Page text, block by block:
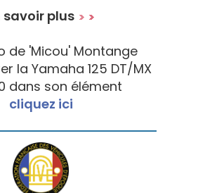
savoir plus
de 'Micou' Montange
la Yamaha 125 DT/MX
dans son élément
cliquez ici